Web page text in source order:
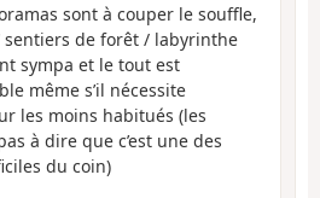
sont à couper le souffle,
sentiers de forêt / labyrinthe
sympa et le tout est
même s’il nécessite
les moins habitués (les
à dire que c’est une des
du coin)